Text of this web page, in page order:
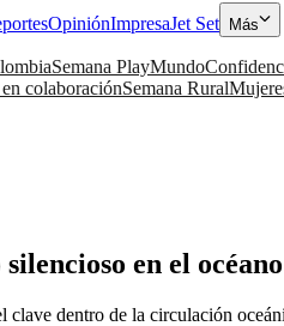
OpiniónImpresaJet Set Más
Semana PlayMundo
colaboraciónSemana Rural
en el
dentro de la circulación